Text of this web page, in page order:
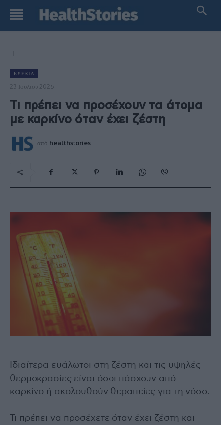
ΕΥΕΞΊΑ
23 Ιουλίου 2025
Τι πρέπει να προσέχουν τα άτομα
με καρκίνο όταν έχει ζέστη
από healthstories
Ιδιαίτερα ευάλωτοι στη ζέστη και τις υψηλές
θερμοκρασίες είναι όσοι πάσχουν από
καρκίνο ή ακολουθούν θεραπείες για τη νόσο.
Τι πρέπει να προσέχετε όταν έχει ζέστη και